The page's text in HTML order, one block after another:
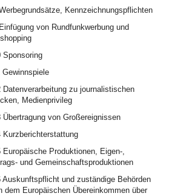
Kennzeichnungspflichten
von Rundfunkwerbung und
Sponsoring
Gewinnspiele
Datenverarbeitung zu journalistischen
Medienprivileg
Übertragung von Großereignissen
Kurzberichterstattung
Europäische Produktionen, Eigen-,
und Gemeinschaftsproduktionen
Auskunftspflicht und zuständige Behörden
dem Europäischen Übereinkommen über